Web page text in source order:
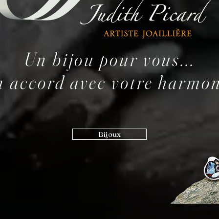
Un bijou pour vous...
accord avec votre
Bijoux